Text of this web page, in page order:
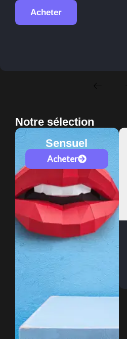
Acheter
Notre sélection
Sensuel
Acheter
AMUND le
Pingouin
44.00